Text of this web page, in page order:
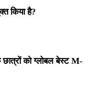
किया है?
को ग्लोबल बेस्ट M-